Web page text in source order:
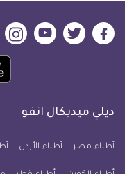
ديلي
فيسبوك
ديلي
تويتر
ديلي
يوتيوب
ديلي ميديكال انفو
أطباء مصر أطباء الأردن